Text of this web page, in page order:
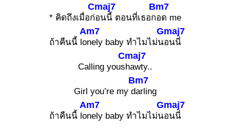
* คิดถึงเมื่อก่
Cmaj7
อนนี้ ตอนที่เธอก
Bm7
อด me
ถ้าคืนนี้ lo
Am7
nely baby ทำไมไม่น
Gmaj7
อนนี่
Calling yous
Cmaj7
hawty..
Girl you’re my d
Bm7
arling
ถ้าคืนนี้ lo
Am7
nely baby ทำไมไม่น
Gmaj7
อนนี่